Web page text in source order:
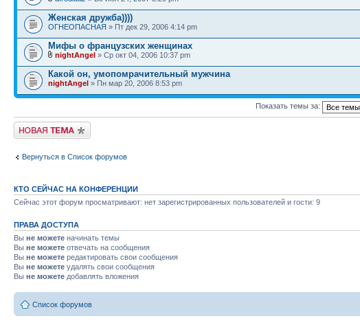
Женская дружба))))
ОГНЕОПАСНАЯ » Пт дек 29, 2006 4:14 pm
Мифы о французских женщинах
nightAngel » Ср окт 04, 2006 10:37 pm
Какой он, умопомрачительный мужчина
nightAngel » Пн мар 20, 2006 8:53 pm
Показать темы за:
Новая тема
Вернуться в Список форумов
КТО СЕЙЧАС НА КОНФЕРЕНЦИИ
Сейчас этот форум просматривают: нет зарегистрированных пользователей и гости: 9
ПРАВА ДОСТУПА
Вы не можете начинать темы
Вы не можете отвечать на сообщения
Вы не можете редактировать свои сообщения
Вы не можете удалять свои сообщения
Вы не можете добавлять вложения
Список форумов